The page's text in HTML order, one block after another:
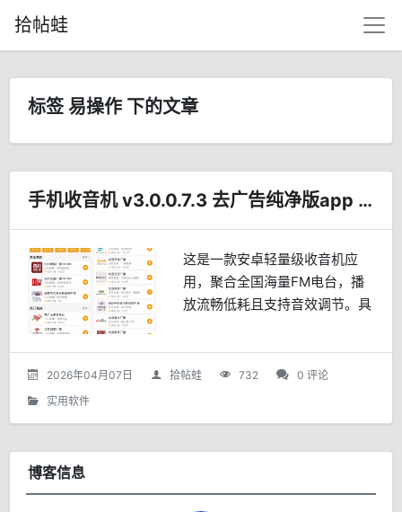
拾帖蛙
标签 易操作 下的文章
手机收音机 v3.0.0.7.3 去广告纯净版app | 随身电台，声动世界
这是一款安卓轻量级收音机应
用，聚合全国海量FM电台，播
放流畅低耗且支持音效调节。具
能，界面简洁易用，适合广播爱
好者、学生及中老年用户日常收
2026年04月07日 拾帖蛙 732
0 评论
实用软件
博客信息